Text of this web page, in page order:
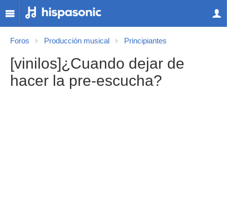
Foros Producción musical Principiantes
[vinilos]¿Cuando dejar de
hacer la pre-escucha?